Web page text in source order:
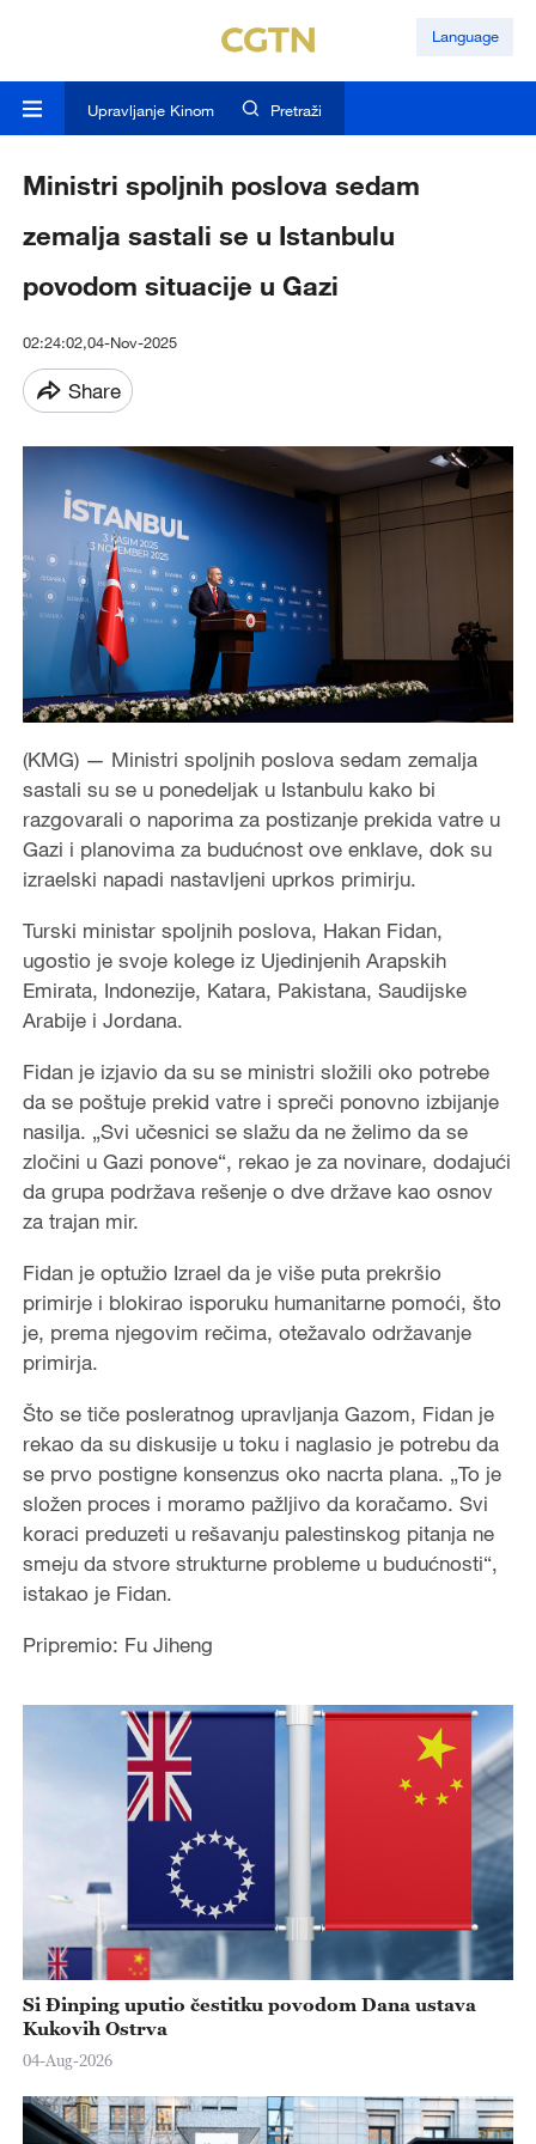
Language
Upravljanje Kinom Pretraži
Ministri spoljnih poslova sedam
zemalja sastali se u Istanbulu
povodom situacije u Gazi
02:24:02,04-Nov-2025
Share
(KMG) — Ministri spoljnih poslova sedam zemalja
sastali su se u ponedeljak u Istanbulu kako bi
razgovarali o naporima za postizanje prekida vatre u
Gazi i planovima za budućnost ove enklave, dok su
izraelski napadi nastavljeni uprkos primirju.
Turski ministar spoljnih poslova, Hakan Fidan,
ugostio je svoje kolege iz Ujedinjenih Arapskih
Emirata, Indonezije, Katara, Pakistana, Saudijske
Arabije i Jordana.
Fidan je izjavio da su se ministri složili oko potrebe
da se poštuje prekid vatre i spreči ponovno izbijanje
nasilja. „Svi učesnici se slažu da ne želimo da se
zločini u Gazi ponove“, rekao je za novinare, dodajući
da grupa podržava rešenje o dve države kao osnov
za trajan mir.
Fidan je optužio Izrael da je više puta prekršio
primirje i blokirao isporuku humanitarne pomoći, što
je, prema njegovim rečima, otežavalo održavanje
primirja.
Što se tiče posleratnog upravljanja Gazom, Fidan je
rekao da su diskusije u toku i naglasio je potrebu da
se prvo postigne konsenzus oko nacrta plana. „To je
složen proces i moramo pažljivo da koračamo. Svi
koraci preduzeti u rešavanju palestinskog pitanja ne
smeju da stvore strukturne probleme u budućnosti“,
istakao je Fidan.
Pripremio: Fu Jiheng
Si Đinping uputio čestitku povodom Dana ustava
Kukovih Ostrva
04-Aug-2026